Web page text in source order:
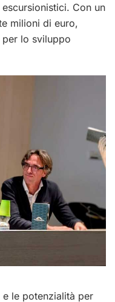
Con un
milioni di euro,
per lo sviluppo
e le potenzialità per